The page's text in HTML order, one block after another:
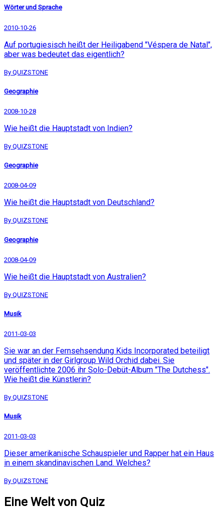
Wörter und Sprache
2010-10-26
Auf portugiesisch heißt der Heiligabend "Véspera de Natal",
aber was bedeutet das eigentlich?
By QUIZSTONE
Geographie
2008-10-28
Wie heißt die Hauptstadt von Indien?
By QUIZSTONE
Geographie
2008-04-09
Wie heißt die Hauptstadt von Deutschland?
By QUIZSTONE
Geographie
2008-04-09
Wie heißt die Hauptstadt von Australien?
By QUIZSTONE
Musik
2011-03-03
Sie war an der Fernsehsendung Kids Incorporated beteiligt
und später in der Girlgroup Wild Orchid dabei. Sie
veröffentlichte 2006 ihr Solo-Debüt-Album "The Dutchess".
Wie heißt die Künstlerin?
By QUIZSTONE
Musik
2011-03-03
Dieser amerikanische Schauspieler und Rapper hat ein Haus
in einem skandinavischen Land. Welches?
By QUIZSTONE
Eine Welt von Quiz